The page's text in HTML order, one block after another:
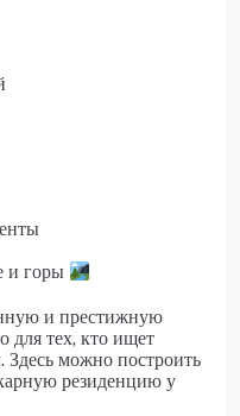
и горы
и престижную
для тех, кто ищет
можно построить
резиденцию у